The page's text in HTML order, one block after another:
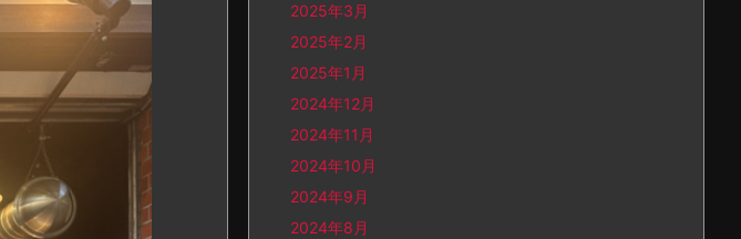
2025年3月
2025年2月
2025年1月
2024年12月
2024年11月
2024年10月
2024年9月
2024年8月